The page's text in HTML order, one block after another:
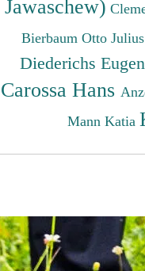
Jawaschew)
Bierbaum Otto Julius
Diederichs Eugen
Carossa Hans
Mann Katia